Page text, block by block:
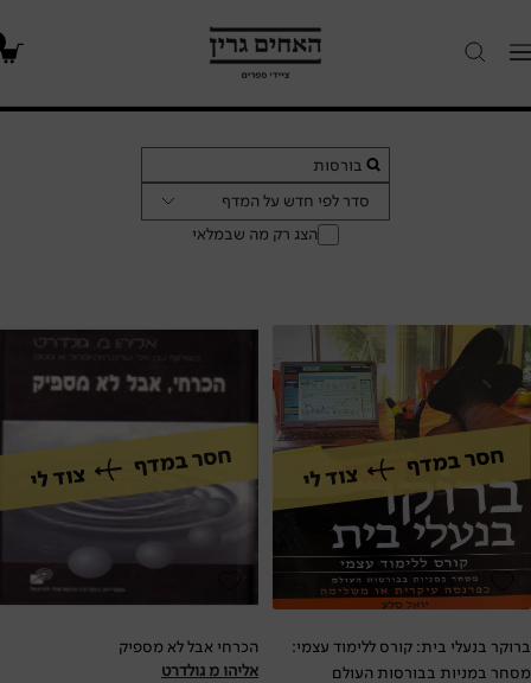
Navigation
האחים
גרין
ספרים
סדר לפי חדש על המדף
הצג רק מה שבמלאי
ברוקר בנעלי בית: קורס ללימוד עצמי:
מסחר במניות בבורסות העולם
הכרחי אבל לא מספיק
אליהו מ גולדרט